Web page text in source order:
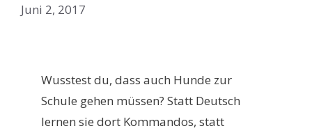
Juni 2, 2017
Wusstest du, dass auch Hunde zur
Schule gehen müssen? Statt Deutsch
lernen sie dort Kommandos, statt